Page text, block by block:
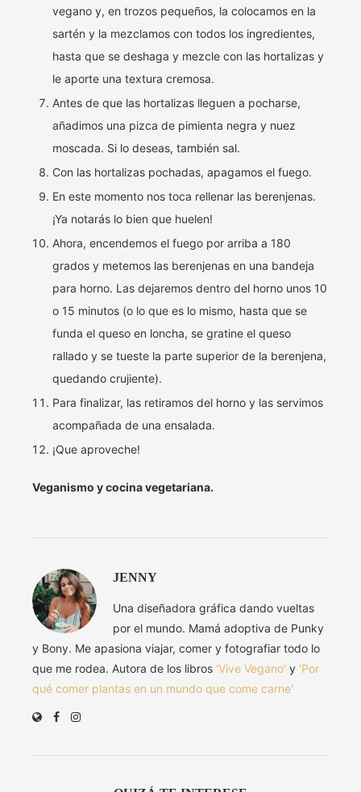
vegano y, en trozos pequeños, la colocamos en la
sartén y la mezclamos con todos los ingredientes,
hasta que se deshaga y mezcle con las hortalizas y
le aporte una textura cremosa.
Antes de que las hortalizas lleguen a pocharse,
añadimos una pizca de pimienta negra y nuez
moscada. Si lo deseas, también sal.
Con las hortalizas pochadas, apagamos el fuego.
En este momento nos toca rellenar las berenjenas.
¡Ya notarás lo bien que huelen!
Ahora, encendemos el fuego por arriba a 180
grados y metemos las berenjenas en una bandeja
para horno. Las dejaremos dentro del horno unos 10
o 15 minutos (o lo que es lo mismo, hasta que se
funda el queso en loncha, se gratine el queso
rallado y se tueste la parte superior de la berenjena,
quedando crujiente).
Para finalizar, las retiramos del horno y las servimos
acompañada de una ensalada.
¡Que aproveche!
Veganismo y cocina vegetariana.
JENNY
Una diseñadora gráfica dando vueltas
por el mundo. Mamá adoptiva de Punky
y Bony. Me apasiona viajar, comer y fotografiar todo lo
que me rodea. Autora de los libros 'Vive Vegano' y 'Por
qué comer plantas en un mundo que come carne'